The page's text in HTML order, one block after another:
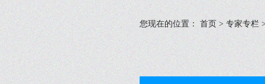
您现在的位置： 首页>专家专栏